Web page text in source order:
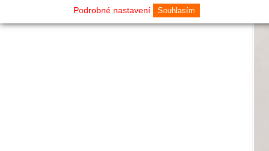
Podrobné nastavení Souhlasím